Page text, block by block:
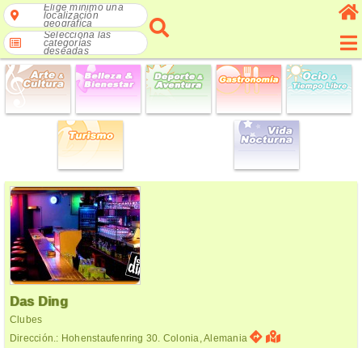
Elige mínimo una
localización
geográfica
Selecciona las
categorías
deseadas
Das Ding
Clubes
Dirección.: Hohenstaufenring 30. Colonia, Alemania